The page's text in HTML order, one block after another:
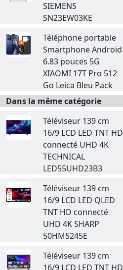
SIEMENS
SN23EW03KE
Téléphone portable
Smartphone Androïd
6.83 pouces 5G
XIAOMI 17T Pro 512
Go Leica Bleu Pack
Dans la même catégorie
Téléviseur 139 cm
16/9 LCD LED TNT HD
connecté UHD 4K
TECHNICAL
LED55UHD23B3
Téléviseur 139 cm
16/9 LCD LED QLED
TNT HD connecté
UHD 4K SHARP
50HM5245E
Téléviseur 139 cm
16/9 LCD LED TNT HD